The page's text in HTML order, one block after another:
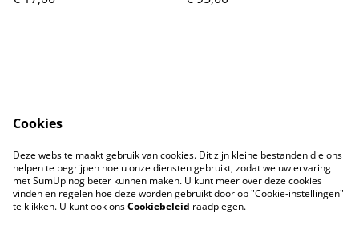
Contact
Voorwaarden
Privacybeleid
Cookiebeleid
Cookies
Deze website maakt gebruik van cookies. Dit zijn kleine bestanden die ons
helpen te begrijpen hoe u onze diensten gebruikt, zodat we uw ervaring
met SumUp nog beter kunnen maken. U kunt meer over deze cookies
vinden en regelen hoe deze worden gebruikt door op "Cookie-instellingen"
te klikken. U kunt ook onsCookiebeleid raadplegen.